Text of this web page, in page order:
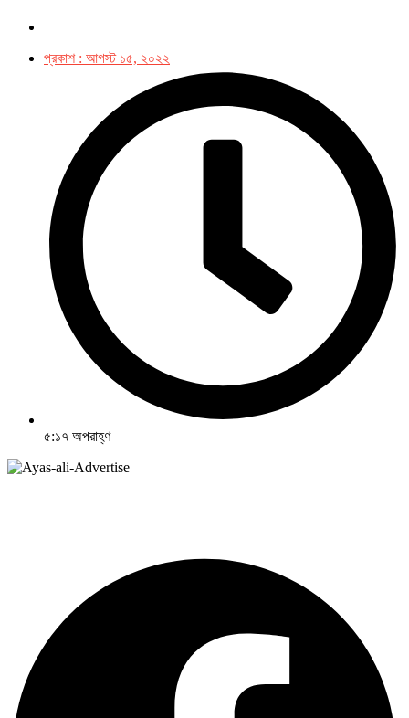
প্রকাশ : আগস্ট ১৫, ২০২২
৫:১৭ অপরাহ্ণ